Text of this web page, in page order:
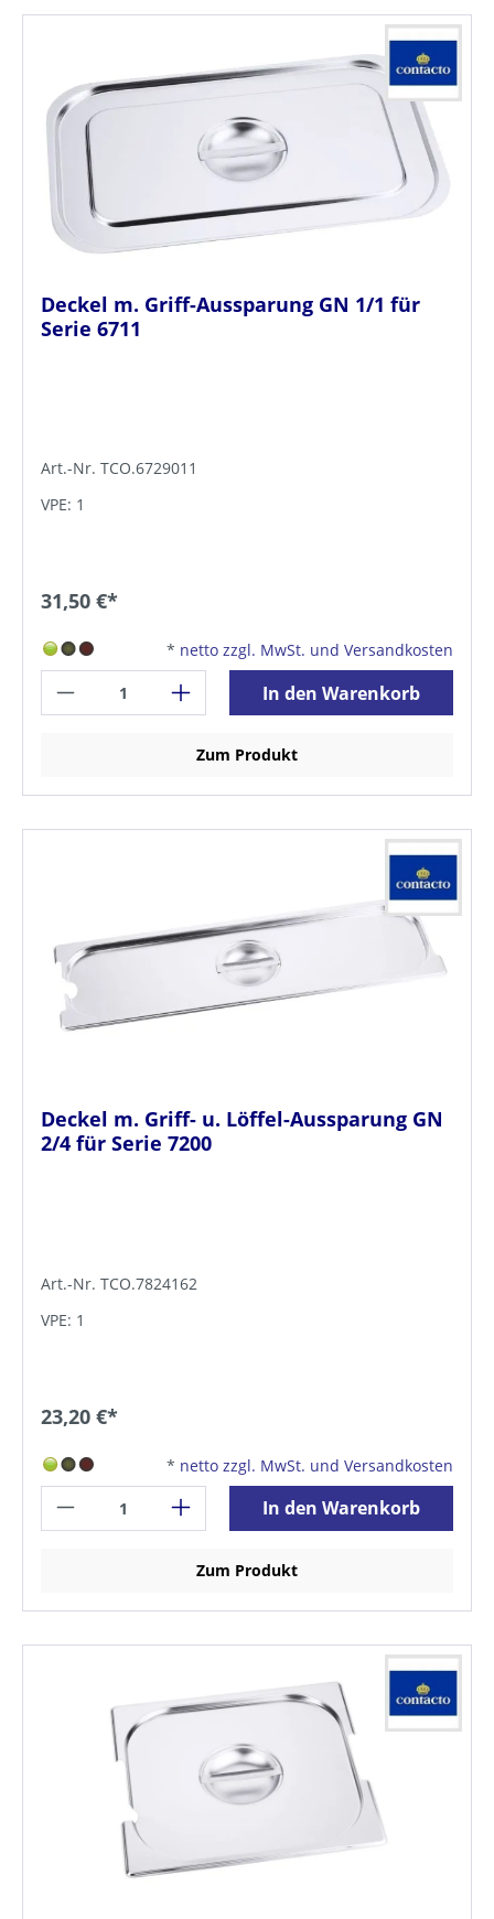
Deckel m. Griff-Aussparung GN 1/1 für
Serie 6711
Art.-Nr. TCO.6729011
VPE: 1
31,50 €*
* netto zzgl. MwSt. und Versandkosten
In den Warenkorb
Zum Produkt
Deckel m. Griff- u. Löffel-Aussparung GN
2/4 für Serie 7200
Art.-Nr. TCO.7824162
VPE: 1
23,20 €*
* netto zzgl. MwSt. und Versandkosten
In den Warenkorb
Zum Produkt